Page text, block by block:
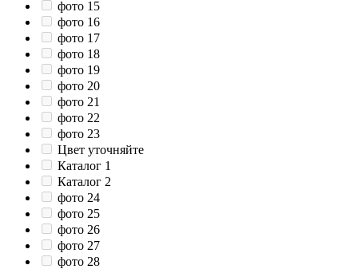
фото 15
фото 16
фото 17
фото 18
фото 19
фото 20
фото 21
фото 22
фото 23
Цвет уточняйте
Каталог 1
Каталог 2
фото 24
фото 25
фото 26
фото 27
фото 28